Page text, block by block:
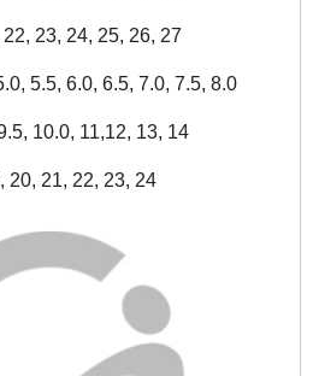
23, 24, 25, 26, 27
5.5, 6.0, 6.5, 7.0, 7.5, 8.0
10.0, 11,12, 13, 14
20, 21, 22, 23, 24